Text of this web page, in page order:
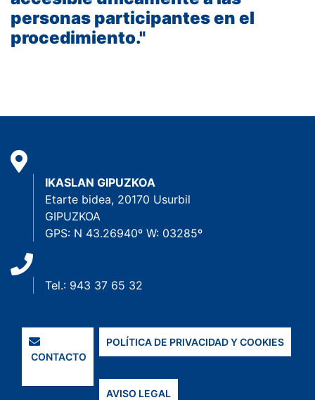
personas participantes en el
procedimiento."
IKASLAN GIPUZKOA
Etarte bidea, 20170 Usurbil
GIPUZKOA
GPS: N 43.26940º W: 03285º
Tel.: 943 37 65 32
CONTACTO
POLÍTICA DE PRIVACIDAD Y COOKIES
AVISO LEGAL